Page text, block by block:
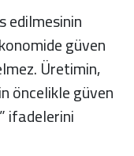
edilmesinin
güven
Üretimin,
öncelikle güven
ifadelerini